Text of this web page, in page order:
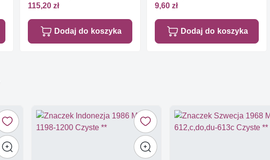
115,20 zł
Dodaj do koszyka
9,60 zł
Dodaj do koszyka